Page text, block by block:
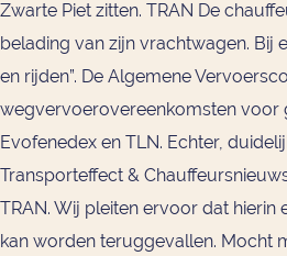
Zwarte Piet zitten. TRAN De
belading van zijn vrachtwagen. Bij
en rijden”. De Algemene
wegvervoerovereenkomsten voor
Evofenedex en TLN. Echter,
Transporteffect &
TRAN. Wij pleiten ervoor dat
kan worden teruggevallen. Mocht